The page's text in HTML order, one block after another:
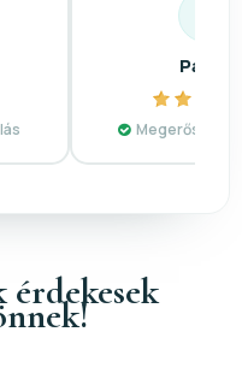
Pálné
Megerősített
érdekesek